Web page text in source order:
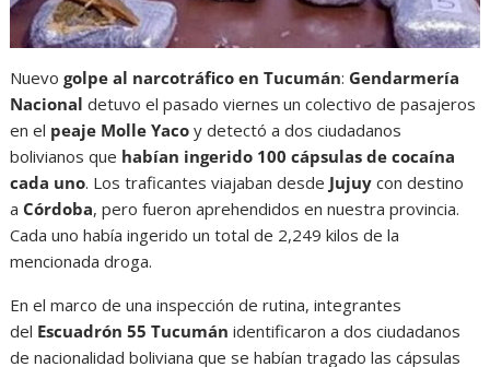
Nuevogolpe al narcotráfico en Tucumán: Gendarmería
Nacional detuvo el pasado viernes un colectivo de pasajeros
en el peaje Molle Yaco y detectó a dos ciudadanos
bolivianos que habían ingerido 100 cápsulas de cocaína
cada uno. Los traficantes viajaban desde Jujuy con destino
a Córdoba, pero fueron aprehendidos en nuestra provincia.
Cada uno había ingerido un total de 2,249 kilos de la
mencionada droga.
En el marco de una inspección de rutina, integrantes
del Escuadrón 55 Tucumán identificaron a dos ciudadanos
de nacionalidad boliviana que se habían tragado las cápsulas